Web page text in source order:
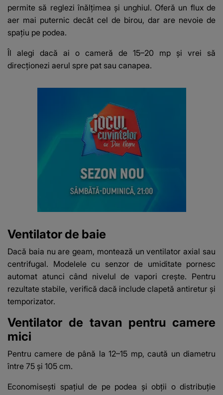
permite să reglezi înălțimea și unghiul. Oferă un flux de
aer mai puternic decât cel de birou, dar are nevoie de
spațiu pe podea.
Îl alegi dacă ai o cameră de 15–20 mp și vrei să
direcționezi aerul spre pat sau canapea.
Ventilator de baie
Dacă baia nu are geam, montează unventilator axial sau
centrifugal. Modelele cu senzor de umiditate pornesc
automat atunci când nivelul de vapori crește. Pentru
rezultate stabile, verifică dacă include clapetă antiretur și
temporizator.
Ventilator de tavan pentru camere
mici
Pentru camere de până la 12–15 mp, caută un diametru
între 75 și 105 cm.
Economisești spațiul de pe podea și obții o distribuție